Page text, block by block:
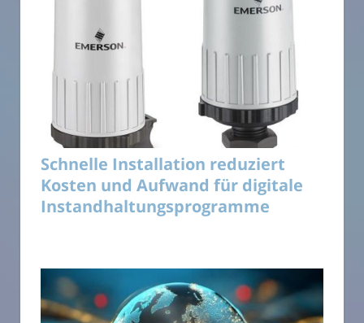
Schnelle Installation reduziert
Kosten und Aufwand für digitale
Instandhaltungsprogramme